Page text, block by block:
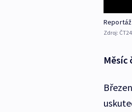
Zdroj: ČT24
Měsíc